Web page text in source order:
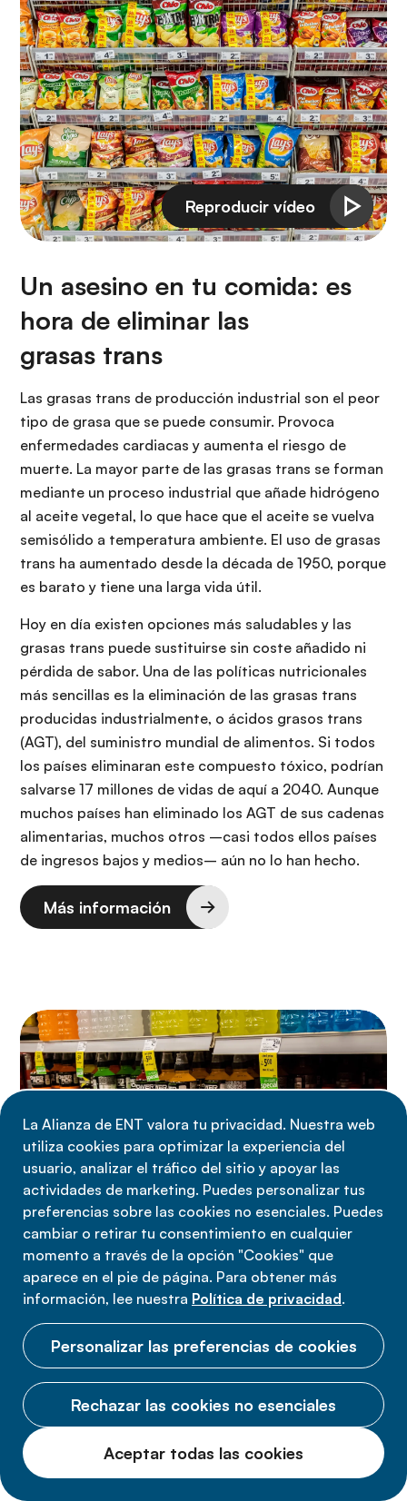
La Alianza de ENT valora tu privacidad. Nuestra web
utiliza cookies para optimizar la experiencia del
usuario, analizar el tráfico del sitio y apoyar las
actividades de marketing. Puedes personalizar tus
preferencias sobre las cookies no esenciales. Puedes
cambiar o retirar tu consentimiento en cualquier
momento a través de la opción "Cookies" que
aparece en el pie de página. Para obtener más
información, lee nuestra Política de privacidad.
Personalizar las preferencias de cookies
Rechazar las cookies no esenciales
Aceptar todas las cookies
Un asesino en tu comida: es
hora de eliminar las
grasas trans
Las grasas trans de producción industrial son el peor
tipo de grasa que se puede consumir. Provoca
enfermedades cardiacas y aumenta el riesgo de
muerte. La mayor parte de las grasas trans se forman
mediante un proceso industrial que añade hidrógeno
al aceite vegetal, lo que hace que el aceite se vuelva
semisólido a temperatura ambiente. El uso de grasas
trans ha aumentado desde la década de 1950, porque
es barato y tiene una larga vida útil.
Hoy en día existen opciones más saludables y las
grasas trans puede sustituirse sin coste añadido ni
pérdida de sabor. Una de las políticas nutricionales
más sencillas es la eliminación de las grasas trans
producidas industrialmente, o ácidos grasos trans
(AGT), del suministro mundial de alimentos. Si todos
los países eliminaran este compuesto tóxico, podrían
salvarse 17 millones de vidas de aquí a 2040. Aunque
muchos países han eliminado los AGT de sus cadenas
alimentarias, muchos otros –casi todos ellos países
de ingresos bajos y medios– aún no lo han hecho.
Más información
América Latina y el Caribe:
liderando una revolución